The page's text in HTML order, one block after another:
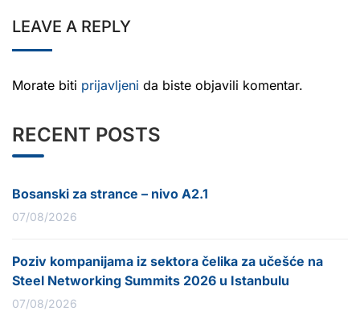
LEAVE A REPLY
Morate biti prijavljeni da biste objavili komentar.
RECENT POSTS
Bosanski za strance – nivo A2.1
07/08/2026
Poziv kompanijama iz sektora čelika za učešće na
Steel Networking Summits 2026 u Istanbulu
07/08/2026